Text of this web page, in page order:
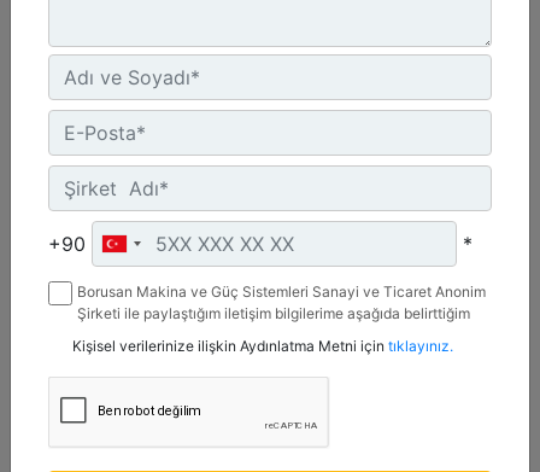
C4.4 | DE88E0
Minimum Değer :
88 kVA
Maksimum Değer :
88 kVA
Detay Teklif Al
+90 *
Borusan Makina ve Güç Sistemleri Sanayi ve Ticaret Anonim
Şirketi ile paylaştığım iletişim bilgilerime aşağıda belirttiğim
mesaj gönderilmesine izin veriyorum.
Kişisel verilerinize ilişkin Aydınlatma Metni için tıklayınız.